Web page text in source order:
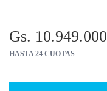
Gs. 10.949.000
HASTA 24 CUOTAS